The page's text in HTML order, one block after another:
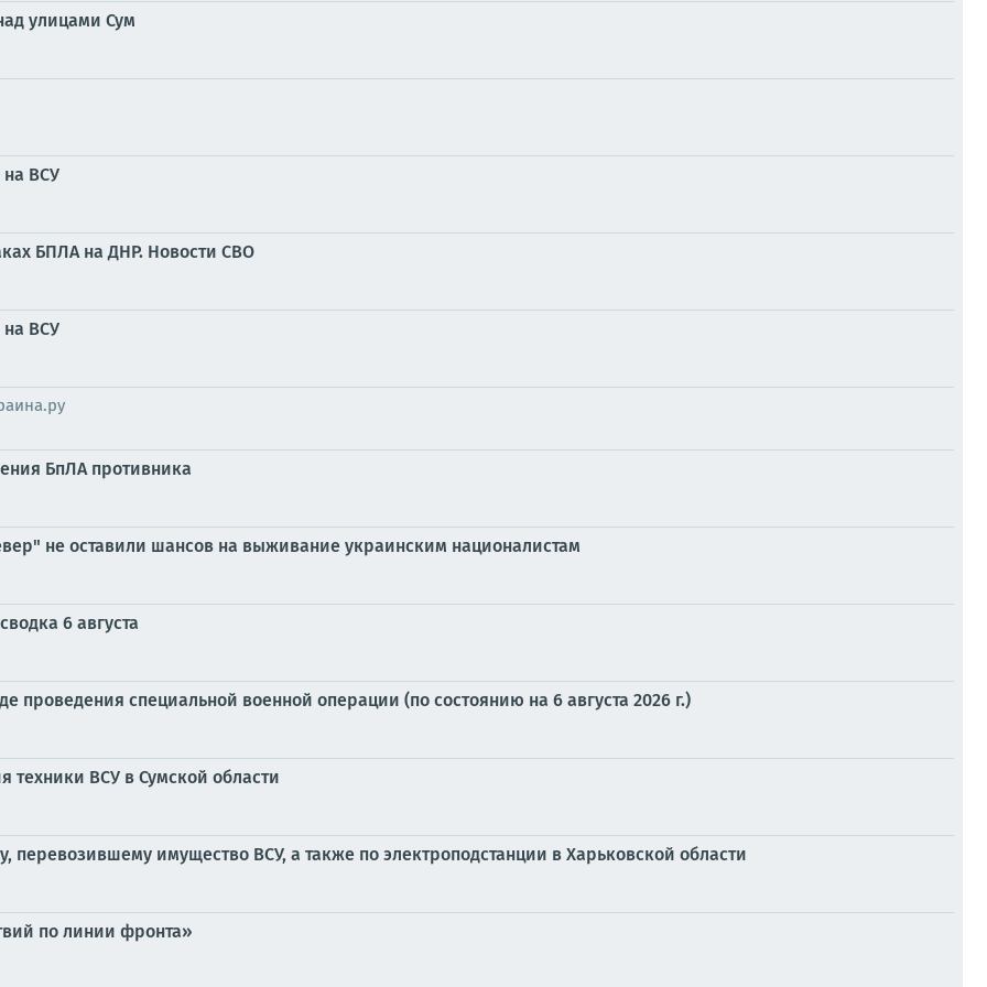
улицами Сум
ВСУ
БПЛА на ДНР. Новости СВО
ВСУ
БпЛА противника
не оставили шансов на выживание украинским националистам
6 августа
проведения специальной военной операции (по состоянию на 6 августа 2026 г.)
техники ВСУ в Сумской области
перевозившему имущество ВСУ, а также по электроподстанции в Харьковской области
по линии фронта»